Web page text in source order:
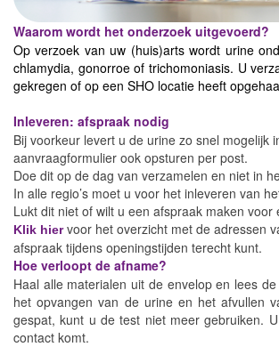
Waarom wordt het onderzoek uitgevoerd?
Op verzoek van uw (huis)arts wordt urine
chlamydia, gonorroe of trichomoniasis. U
gekregen of op een SHO locatie heeft
Inleveren: afspraak nodig
Bij voorkeur levert u de urine zo snel mogelijk
aanvraagformulier ook opsturen per post.
Doe dit op de dag van verzamelen en niet in
In alle regio’s moet u voor het inleveren van
Lukt dit niet of wilt u een afspraak maken
Klik hiervoor het overzicht met de adressen
afspraak tijdens openingstijden terecht kunt.
Hoe verloopt de afname?
Haal alle materialen uit de envelop en lees
het opvangen van de urine en het afvullen
gespat, kunt u de test niet meer gebruiken.
contact komt.